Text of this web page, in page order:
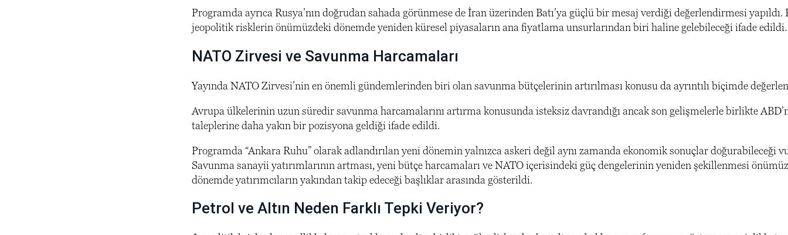
Programda ayrıca Rusya’nın doğrudan sahada görünmese de İran üzerinden Batı’ya güçlü bir mesaj verdiği değerlendirmesi yapıldı.
jeopolitik risklerin önümüzdeki dönemde yeniden küresel piyasaların ana fiyatlama unsurlarından biri haline gelebileceği ifade edildi.
NATO Zirvesi ve Savunma Harcamaları
Yayında NATO Zirvesi’nin en önemli gündemlerinden biri olan savunma bütçelerinin artırılması konusu da ayrıntılı biçimde
Avrupa ülkelerinin uzun süredir savunma harcamalarını artırma konusunda isteksiz davrandığı ancak son gelişmelerle birlikte
taleplerine daha yakın bir pozisyona geldiği ifade edildi.
Programda “Ankara Ruhu” olarak adlandırılan yeni dönemin yalnızca askeri değil aynı zamanda ekonomik sonuçlar doğurabileceği
Savunma sanayii yatırımlarının artması, yeni bütçe harcamaları ve NATO içerisindeki güç dengelerinin yeniden şekillenmesi
dönemde yatırımcıların yakından takip edeceği başlıklar arasında gösterildi.
Petrol ve Altın Neden Farklı Tepki Veriyor?